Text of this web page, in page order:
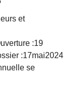
et
:19
:17mai2024
se